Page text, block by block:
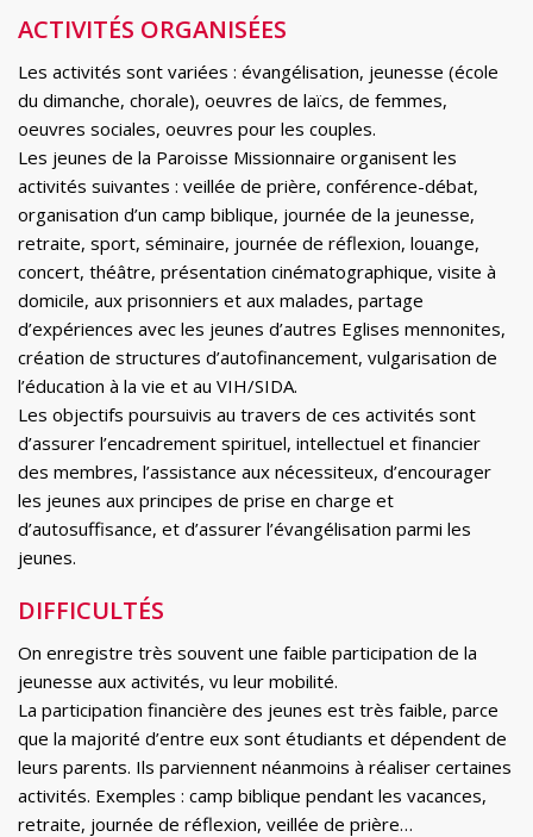
ACTIVITÉS ORGANISÉES
Les activités sont variées : évangélisation, jeunesse (école
du dimanche, chorale), oeuvres de laïcs, de femmes,
oeuvres sociales, oeuvres pour les couples.
Les jeunes de la Paroisse Missionnaire organisent les
activités suivantes : veillée de prière, conférence-débat,
organisation d’un camp biblique, journée de la jeunesse,
retraite, sport, séminaire, journée de réflexion, louange,
concert, théâtre, présentation cinématographique, visite à
domicile, aux prisonniers et aux malades, partage
d’expériences avec les jeunes d’autres Eglises mennonites,
création de structures d’autofinancement, vulgarisation de
l’éducation à la vie et au VIH/SIDA.
Les objectifs poursuivis au travers de ces activités sont
d’assurer l’encadrement spirituel, intellectuel et financier
des membres, l’assistance aux nécessiteux, d’encourager
les jeunes aux principes de prise en charge et
d’autosuffisance, et d’assurer l’évangélisation parmi les
jeunes.
DIFFICULTÉS
On enregistre très souvent une faible participation de la
jeunesse aux activités, vu leur mobilité.
La participation financière des jeunes est très faible, parce
que la majorité d’entre eux sont étudiants et dépendent de
leurs parents. Ils parviennent néanmoins à réaliser certaines
activités. Exemples : camp biblique pendant les vacances,
retraite, journée de réflexion, veillée de prière…